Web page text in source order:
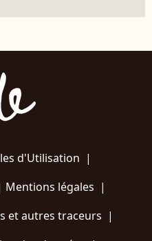
d'Utilisation |
Mentions légales |
et autres traceurs |